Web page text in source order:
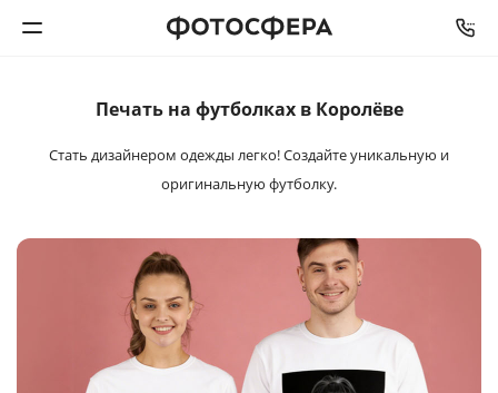
Печать фото
Интерьерная печать
Печать на футболках в Королёве
Стать дизайнером одежды легко!Создайте уникальную и
оригинальную футболку.